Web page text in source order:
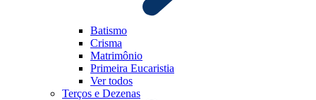
Batismo
Crisma
Matrimônio
Primeira Eucaristia
Ver todos
Terços e Dezenas